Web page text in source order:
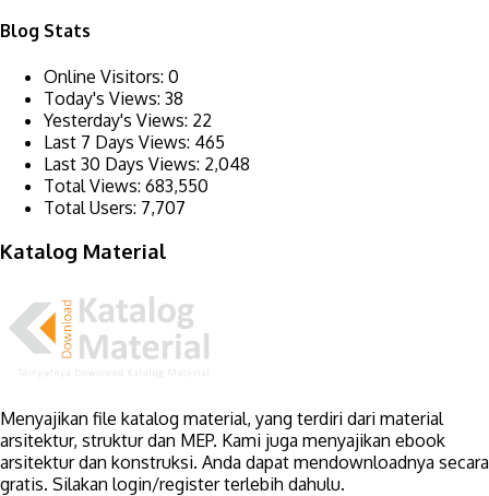
Blog Stats
Online Visitors: 0
Today's Views: 38
Yesterday's Views: 22
Last 7 Days Views: 465
Last 30 Days Views: 2,048
Total Views: 683,550
Total Users: 7,707
Katalog Material
Menyajikan file katalog material, yang terdiri dari material
arsitektur, struktur dan MEP. Kami juga menyajikan ebook
arsitektur dan konstruksi. Anda dapat mendownloadnya secara
gratis. Silakan login/register terlebih dahulu.